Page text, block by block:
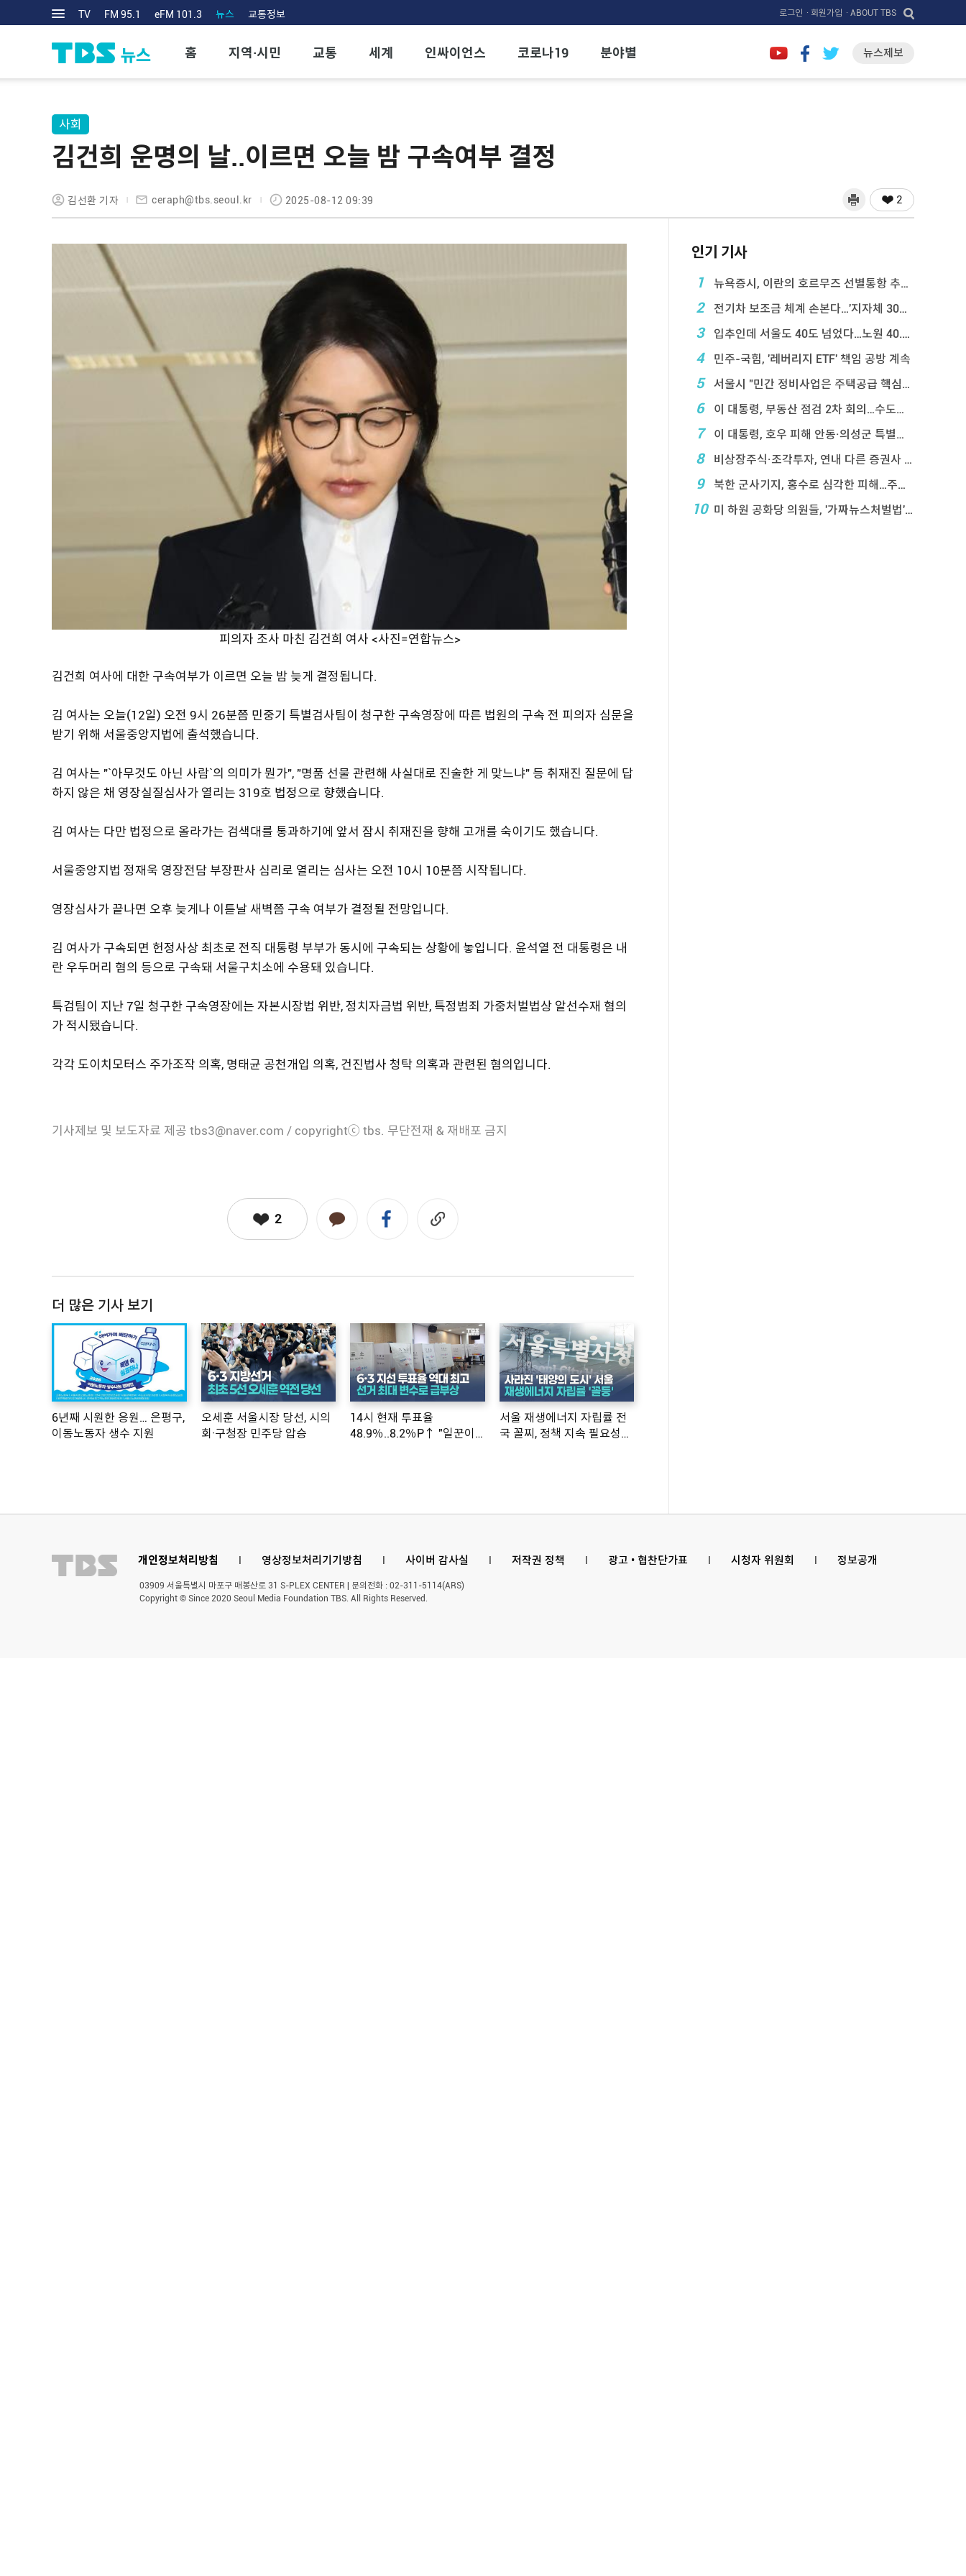
TV FM 95.1 eFM 101.3 뉴스 교통정보 로그인 · 회원가입 · ABOUT TBS
홈 지역·시민 교통 세계 인싸이언스 코로나19 분야별 뉴스제보
사회
김건희 운명의 날..이르면 오늘 밤 구속여부 결정
김선환 기자 ceraph@tbs.seoul.kr 2025-08-12 09:39 2
피의자 조사 마친 김건희 여사 <사진=연합뉴스>
김건희 여사에 대한 구속여부가 이르면 오늘 밤 늦게 결정됩니다.
김 여사는 오늘(12일) 오전 9시 26분쯤 민중기 특별검사팀이 청구한 구속영장에 따른 법원의 구속 전 피의자 심문을
받기 위해 서울중앙지법에 출석했습니다.
김 여사는 "`아무것도 아닌 사람`의 의미가 뭔가", "명품 선물 관련해 사실대로 진술한 게 맞느냐" 등 취재진 질문에 답
하지 않은 채 영장실질심사가 열리는 319호 법정으로 향했습니다.
김 여사는 다만 법정으로 올라가는 검색대를 통과하기에 앞서 잠시 취재진을 향해 고개를 숙이기도 했습니다.
서울중앙지법 정재욱 영장전담 부장판사 심리로 열리는 심사는 오전 10시 10분쯤 시작됩니다.
영장심사가 끝나면 오후 늦게나 이튿날 새벽쯤 구속 여부가 결정될 전망입니다.
김 여사가 구속되면 헌정사상 최초로 전직 대통령 부부가 동시에 구속되는 상황에 놓입니다. 윤석열 전 대통령은 내
란 우두머리 혐의 등으로 구속돼 서울구치소에 수용돼 있습니다.
특검팀이 지난 7일 청구한 구속영장에는 자본시장법 위반, 정치자금법 위반, 특정범죄 가중처벌법상 알선수재 혐의
가 적시됐습니다.
각각 도이치모터스 주가조작 의혹, 명태균 공천개입 의혹, 건진법사 청탁 의혹과 관련된 혐의입니다.
기사제보 및 보도자료 제공 tbs3@naver.com / copyrightⓒ tbs. 무단전재 & 재배포 금지
2
더 많은 기사 보기
6년째 시원한 응원… 은평구,
이동노동자 생수 지원
오세훈 서울시장 당선, 시의
회·구청장 민주당 압승
14시 현재 투표율
48.9％..8.2％P↑ "일꾼이
서울 재생에너지 자립률 전
국 꼴찌, 정책 지속 필요성
인기 기사
1
뉴욕증시, 이란의 호르무즈 선별통항 추진에 하락
2 전기차 보조금 체계 손본다…'지자체 30％ 매칭' ...
3 입추인데 서울도 40도 넘었다…노원 40.2도 기록
4 민주-국힘, '레버리지 ETF' 책임 공방 계속
5 서울시 "민간 정비사업은 주택공급 핵심&q ...
6 이 대통령, 부동산 점검 2차 회의…수도권 공급대책 ...
7 이 대통령, 호우 피해 안동·의성군 특별재난지역 선포
8 비상장주식·조각투자, 연내 다른 증권사 계좌 거래 ...
9 북한 군사기지, 홍수로 심각한 피해…주택 수백채 파괴
10 미 하원 공화당 의원들, '가짜뉴스처벌법' 항의 서한
개인정보처리방침 l 영상정보처리기기방침 l 사이버 감사실 l 저작권 정책 l 광고 • 협찬단가표 l 시청자 위원회 l 정보공개
03909 서울특별시 마포구 매봉산로 31 S-PLEX CENTER | 문의전화 : 02-311-5114(ARS)
Copyright © Since 2020 Seoul Media Foundation TBS. All Rights Reserved.